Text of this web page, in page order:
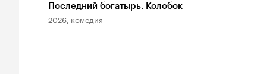
Последний богатырь. Колобок
2026, комедия